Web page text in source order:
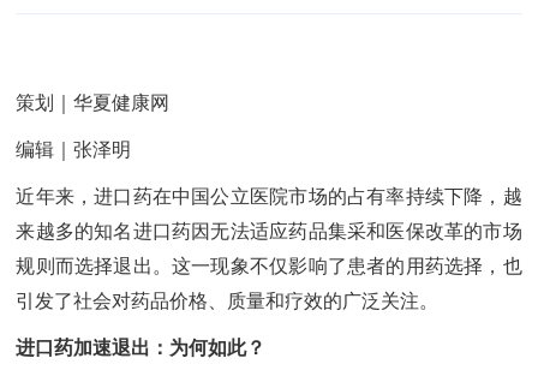
策划｜华夏健康网
编辑｜张泽明
近年来，进口药在中国公立医院市场的占有率持续下降，越
来越多的知名进口药因无法适应药品集采和医保改革的市场
规则而选择退出。这一现象不仅影响了患者的用药选择，也
引发了社会对药品价格、质量和疗效的广泛关注。
进口药加速退出：为何如此？